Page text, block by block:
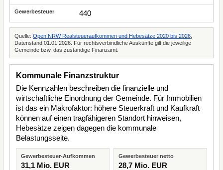
440
Quelle: Open.NRW Realsteueraufkommen und Hebesätze 2020 bis 2026
Datenstand 01.01.2026. Für rechtsverbindliche Auskünfte gilt die jeweilige
Gemeinde bzw. das zuständige Finanzamt.
Kommunale Finanzstruktur
Die Kennzahlen beschreiben die finanzielle und
wirtschaftliche Einordnung der Gemeinde. Für Immobilien
ist das ein Makrofaktor: höhere Steuerkraft und Kaufkraft
können auf einen tragfähigeren Standort hinweisen,
Hebesätze zeigen dagegen die kommunale
Belastungsseite.
Gewerbesteuer-Aufkommen
31,1 Mio. EUR
Gewerbesteuer netto
28,7 Mio. EUR